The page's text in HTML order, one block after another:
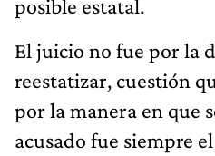
posible estatal.
El juicio no fue por la
reestatizar, cuestión
por la manera en que
acusado fue siempre